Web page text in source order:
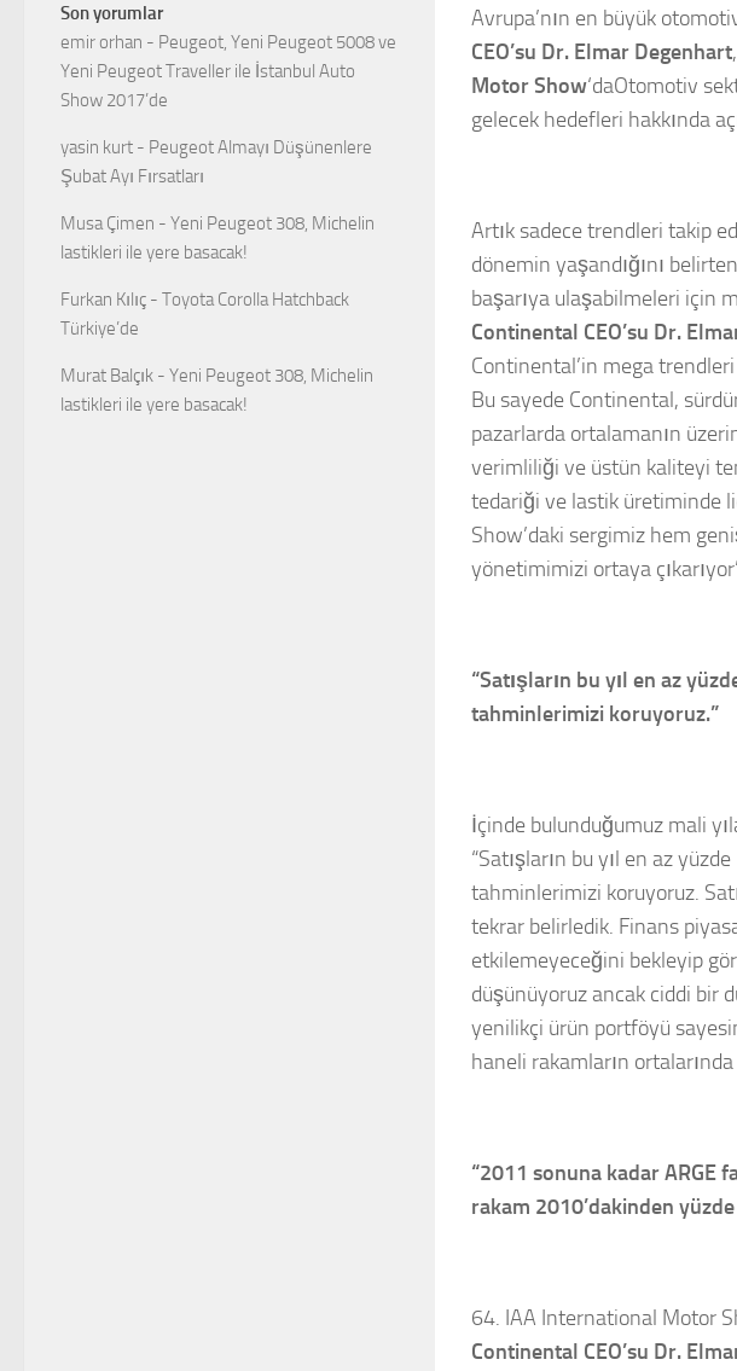
Avrupa’nın en büyük
CEO’su Dr. Elmar Degenhart
Motor Show‘daOtomotiv
gelecek hedefleri hakkında
Artık sadece trendleri takip
dönemin yaşandığını belirten
başarıya ulaşabilmeleri için
Continental CEO’su Dr.
Continental’in mega
Bu sayede Continental,
pazarlarda ortalamanın
verimliliği ve üstün kaliteyi
tedariği ve lastik üretiminde
Show’daki sergimiz hem
yönetimimizi ortaya
“Satışların bu yıl en az
tahminlerimizi koruyoruz.”
İçinde bulunduğumuz mali
“Satışların bu yıl en az
tahminlerimizi koruyoruz.
tekrar belirledik. Finans
etkilemeyeceğini bekleyip
düşünüyoruz ancak ciddi bir
yenilikçi ürün portföyü
haneli rakamların
“2011 sonuna kadar ARGE
rakam 2010’dakinden
64. IAA International Motor
Continental CEO’su Dr.
Son yorumlar
emir orhan - Peugeot, Yeni Peugeot 5008 ve
Yeni Peugeot Traveller ile İstanbul Auto
Show 2017’de
yasin kurt - Peugeot Almayı Düşünenlere
Şubat Ayı Fırsatları
Musa Çimen - Yeni Peugeot 308, Michelin
lastikleri ile yere basacak!
Furkan Kılıç - Toyota Corolla Hatchback
Türkiye’de
Murat Balçık - Yeni Peugeot 308, Michelin
lastikleri ile yere basacak!